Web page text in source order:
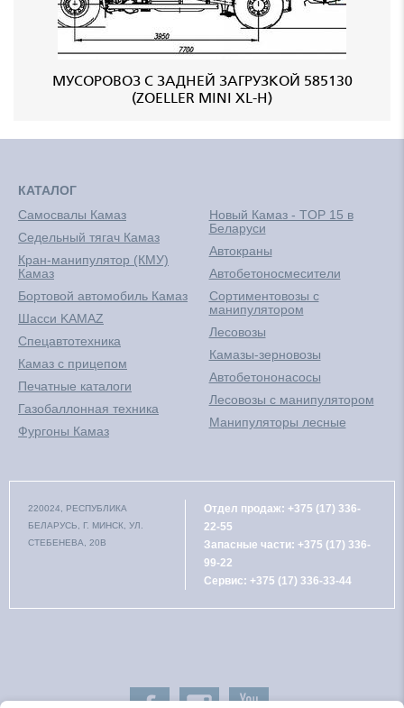
МУСОРОВОЗ С ЗАДНЕЙ ЗАГРУЗКОЙ 585130
(ZOELLER MINI XL-H)
КАТАЛОГ
Самосвалы Камаз
Седельный тягач Камаз
Кран-манипулятор (КМУ)
Камаз
Бортовой автомобиль Камаз
Шасси KAMAZ
Спецавтотехника
Камаз с прицепом
Печатные каталоги
Газобаллонная техника
Фургоны Камаз
Новый Камаз - TOP 15 в
Беларуси
Автокраны
Автобетоносмесители
Сортиментовозы с
манипулятором
Лесовозы
Камазы-зерновозы
Автобетононасосы
Лесовозы с манипулятором
Манипуляторы лесные
220024, РЕСПУБЛИКА
БЕЛАРУСЬ, Г. МИНСК, УЛ.
СТЕБЕНЕВА, 20В
Отдел продаж: +375 (17) 336-
22-55
Запасные части: +375 (17) 336-
99-22
Сервис: +375 (17) 336-33-44